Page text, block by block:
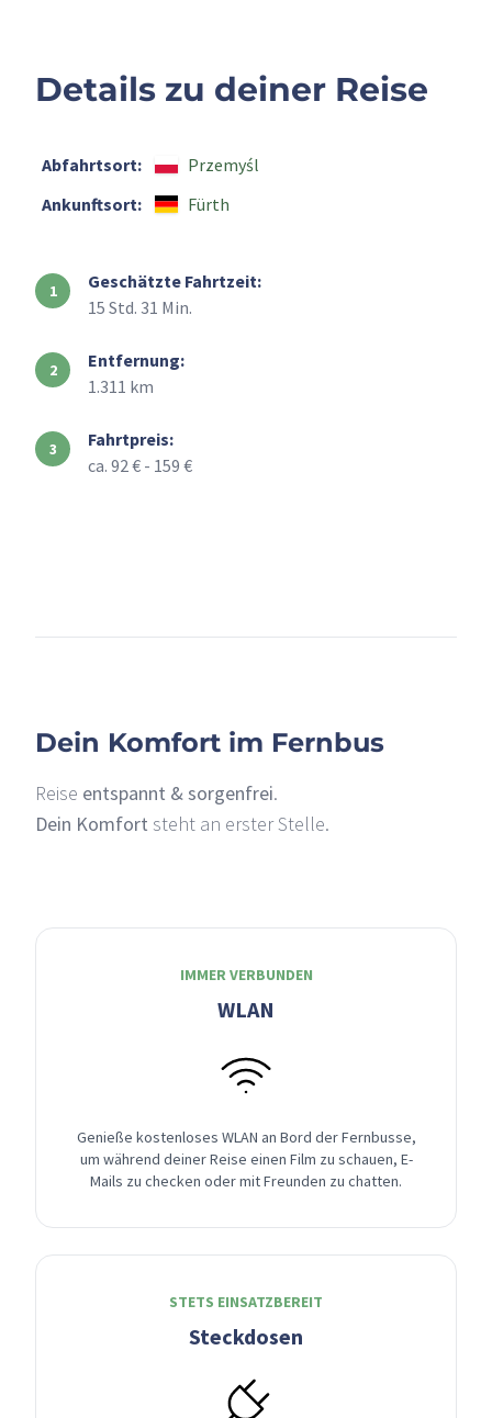
Details zu deiner Reise
Abfahrtsort:
Przemyśl
Ankunftsort:
Fürth
Geschätzte Fahrtzeit:
15 Std. 31 Min.
Entfernung:
1.311 km
Fahrtpreis:
ca. 92 € - 159 €
Dein Komfort im Fernbus
Reise entspannt & sorgenfrei.
Dein Komfort steht an erster Stelle.
IMMER VERBUNDEN
WLAN
Genieße kostenloses WLAN an Bord der Fernbusse,
um während deiner Reise einen Film zu schauen, E-
Mails zu checken oder mit Freunden zu chatten.
STETS EINSATZBEREIT
Steckdosen